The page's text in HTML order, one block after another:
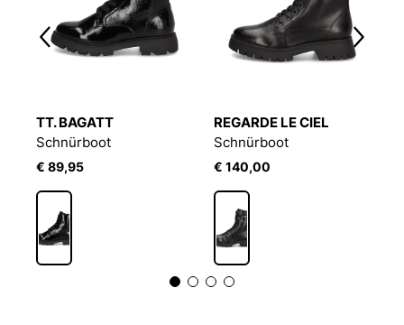
TT. BAGATT
Schnürboot
€ 89,95
REGARDE LE CIEL
Schnürboot
€ 140,00